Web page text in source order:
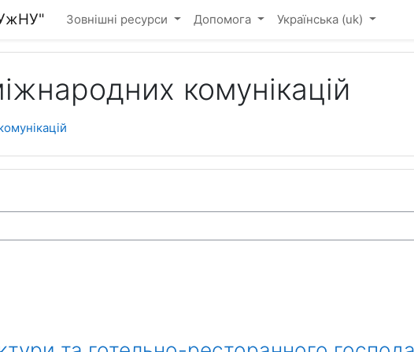
Зовнішні ресурси Допомога Українська ‎(uk)‎
комунікацій